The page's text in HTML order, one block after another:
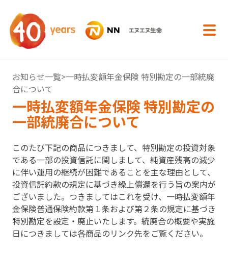
お知らせ一覧>一時払変額年金保険 特別勘定の一部統廃
合について
一時払変額年金保険 特別勘定の
一部統廃合について
このたび下記の商品につきまして、特別勘定の投資対象
である一部の投資信託に関しまして、純資産残高の減少
に伴い運用の継続が困難であることを主な理由として、
投資信託約款の規定に基づき繰上償還を行う旨の案内が
ございました。つきましてはこれを受け、一時払変額年
金保険普通保険約款第１条および第２条の規定に基づき
特別勘定を設定・廃止いたします。統廃合の概要や実施
日につきましては各商品のリンク先をご覧ください。